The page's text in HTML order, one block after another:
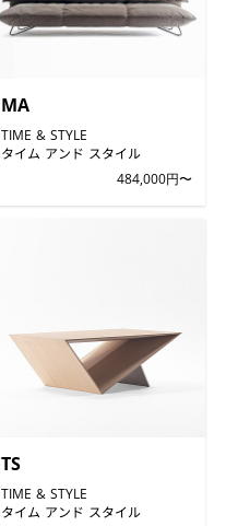
MA
TIME & STYLE
タイム アンド スタイル
484,000円〜
TS
TIME & STYLE
タイム アンド スタイル